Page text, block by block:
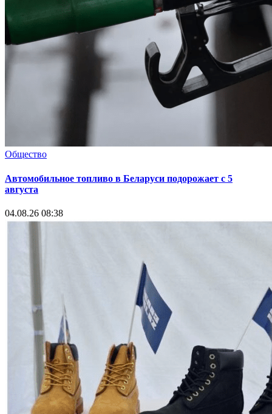
Общество
Автомобильное топливо в Беларуси подорожает с 5
августа
04.08.26 08:38